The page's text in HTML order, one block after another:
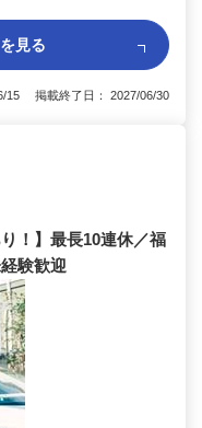
見る
15 掲載終了日： 2027/06/30
！】最長10連休／福
験歓迎